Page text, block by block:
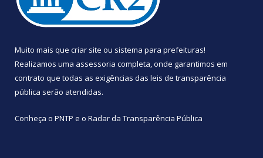
Muito mais que criar site ou sistema para prefeituras!
Realizamos uma assessoria completa, onde garantimos em
contrato que todas as exigências das leis de transparência
pública serão atendidas.
Conheça o PNTP e o Radar da Transparência Pública